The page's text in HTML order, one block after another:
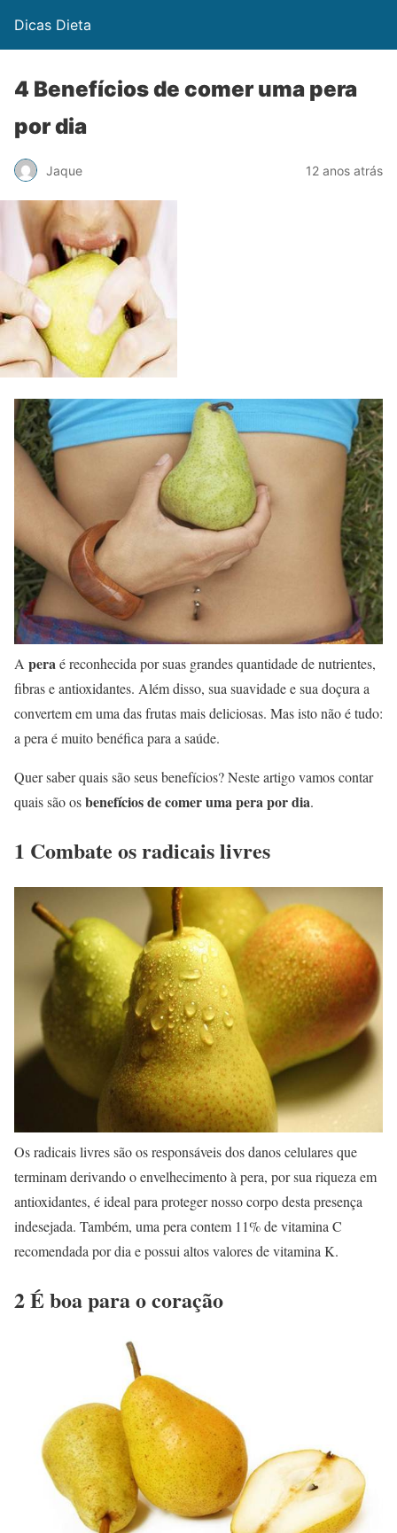
Dicas Dieta
4 Benefícios de comer uma pera
por dia
Jaque 12 anos atrás
A peraé reconhecida por suas grandes quantidade de nutrientes,
fibras e antioxidantes. Além disso, sua suavidade e sua doçura a
convertem em uma das frutas mais deliciosas. Mas isto não é tudo:
a pera é muito benéfica para a saúde.
Quer saber quais são seus benefícios? Neste artigo vamos contar
quais são osbenefícios de comer uma pera por dia.
1 Combate os radicais livres
Os radicais livres são os responsáveis dos danos celulares que
terminam derivando o envelhecimento à pera, por sua riqueza em
antioxidantes, é ideal para proteger nosso corpo desta presença
indesejada. Também, uma pera contem 11% de vitamina C
recomendada por dia e possui altos valores de vitamina K.
2 É boa para o coração